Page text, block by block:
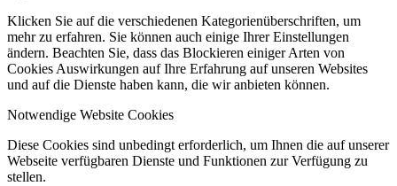
Klicken Sie auf die verschiedenen Kategorienüberschriften, um
mehr zu erfahren. Sie können auch einige Ihrer Einstellungen
ändern. Beachten Sie, dass das Blockieren einiger Arten von
Cookies Auswirkungen auf Ihre Erfahrung auf unseren Websites
und auf die Dienste haben kann, die wir anbieten können.
Notwendige Website Cookies
Diese Cookies sind unbedingt erforderlich, um Ihnen die auf unserer
Webseite verfügbaren Dienste und Funktionen zur Verfügung zu
stellen.